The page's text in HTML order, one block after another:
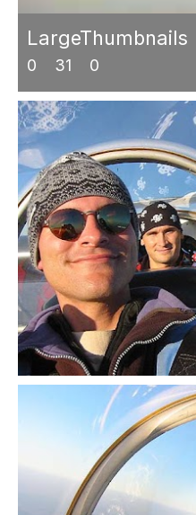
LargeThumbnails
0 31 0